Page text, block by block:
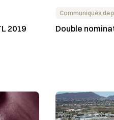
2019
Communiqués de
Double